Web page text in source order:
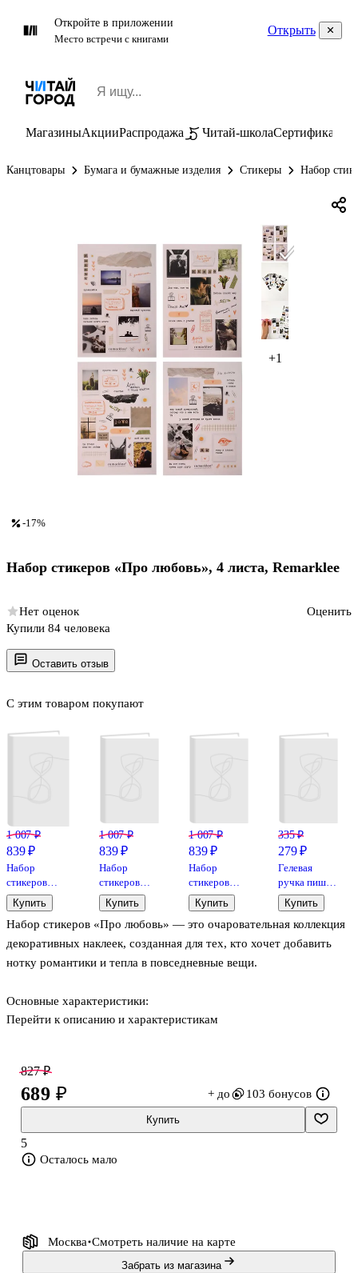
Откройте в приложении
Место встречи с книгами
Открыть
МагазиныАкцииРаспродажа Читай-школаСертификаты
Канцтовары Бумага и бумажные изделия Стикеры Набор
+1
Оставить отзыв
Набор стикеров «Про любовь» — это очаровательная коллекция
декоративных наклеек, созданная для тех, кто хочет добавить
нотку романтики и тепла в повседневные вещи.
Основные характеристики:
формат: А5;
цветовая гамма: белая, бежевая, жёлтая, зелёная, чёрная, серая,
В наборе — множество разнообразных стикеров с мотивами и
фразами о любви. Вас ждут:
Перейти к описанию и характеристикам
С этим товаром покупают
1 007 ₽
839 ₽
Набор
стикеров
«Нежные», 5
листов,
Remarklee
Купить
1 007 ₽
839 ₽
Набор
стикеров
«Яркие», 5
листов,
Remarklee
Купить
1 007 ₽
839 ₽
Набор
стикеров
«Изящные»,
4 листа,
Remarklee
Купить
335 ₽
279 ₽
Гелевая
ручка пиши-
стирай синяя
0,6 мм,
Correct,
Berlingo, в
Купить
-17%
Набор стикеров «Про любовь», 4 листа, Remarklee
Нет оценок
Оценить
Купили 84 человека
827 ₽
689 ₽ + до 103 бонусов
Купить
5
Осталось мало
Москва Смотреть наличие на карте
Забрать из магазина